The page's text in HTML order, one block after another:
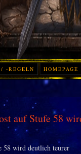
-REGELN
auf Stufe 58